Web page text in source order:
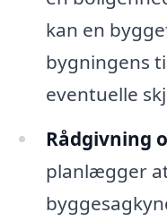
kan en
bygningens
eventuelle
Rådgivning
planlægger